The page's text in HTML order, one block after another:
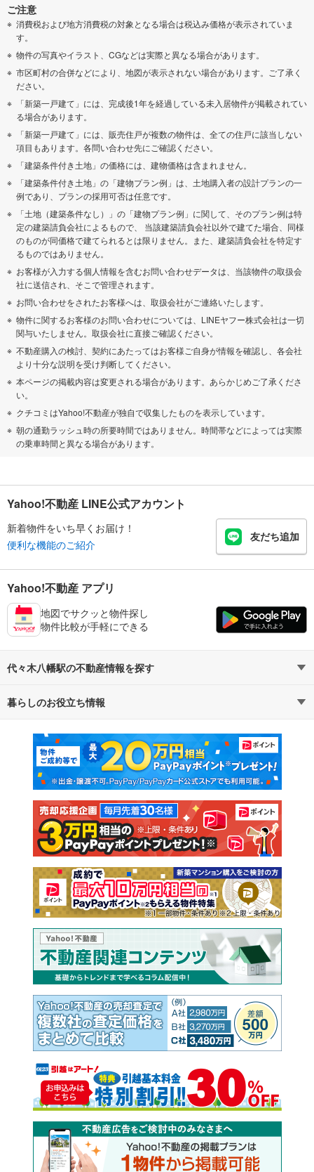
ご注意
消費税および地方消費税の対象となる場合は税込み価格が表示されていま
す。
物件の写真やイラスト、CGなどは実際と異なる場合があります。
市区町村の合併などにより、地図が表示されない場合があります。ご了承く
ださい。
「新築一戸建て」には、完成後1年を経過している未入居物件が掲載されてい
る場合があります。
「新築一戸建て」には、販売住戸が複数の物件は、全ての住戸に該当しない
項目もあります。各問い合わせ先にご確認ください。
「建築条件付き土地」の価格には、建物価格は含まれません。
「建築条件付き土地」の「建物プラン例」は、土地購入者の設計プランの一
例であり、プランの採用可否は任意です。
「土地（建築条件なし）」の「建物プラン例」に関して、そのプラン例は特
定の建築請負会社によるもので、 当該建築請負会社以外で建てた場合、同様
のものが同価格で建てられるとは限りません。また、建築請負会社を特定す
るものではありません。
お客様が入力する個人情報を含むお問い合わせデータは、当該物件の取扱会
社に送信され、そこで管理されます。
お問い合わせをされたお客様へは、取扱会社がご連絡いたします。
物件に関するお客様のお問い合わせについては、LINEヤフー株式会社は一切
関与いたしません。取扱会社に直接ご確認ください。
不動産購入の検討、契約にあたってはお客様ご自身が情報を確認し、各会社
より十分な説明を受け判断してください。
本ページの掲載内容は変更される場合があります。あらかじめご了承くださ
い。
クチコミはYahoo!不動産が独自で収集したものを表示しています。
朝の通勤ラッシュ時の所要時間ではありません。時間帯などによっては実際
の乗車時間と異なる場合があります。
Yahoo!不動産 LINE公式アカウント
新着物件をいち早くお届け！
便利な機能のご紹介
友だち追加
Yahoo!不動産 アプリ
地図でサクッと物件探し
物件比較が手軽にできる
代々木八幡駅の不動産情報を探す
不動産・住宅
新築マンション 中古マンション
新築一戸建て 中古一戸建て
注文住宅 土地
売却査定
暮らしのお役立ち情報
マンションカタログ 教えて！住まいの先生